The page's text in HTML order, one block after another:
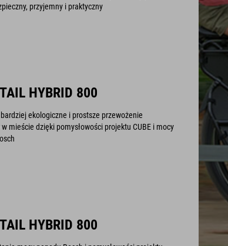
przyjemny i praktyczny
HYBRID 800
ekologiczne i prostsze przewożenie
w mieście dzięki pomysłowości projektu CUBE i mocy
HYBRID 800